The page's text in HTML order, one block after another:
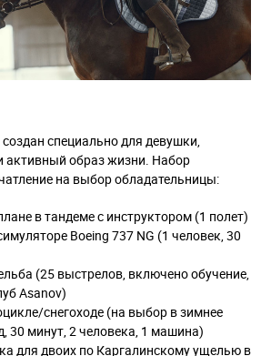
специально для девушки,
образ жизни. Набор
на выбор обладательницы:
в тандеме с инструктором (1 полет)
Boeing 737 NG (1 человек, 30
(25 выстрелов, включено обучение,
Asanov)
снегоходе (на выбор в зимнее
30 минут, 2 человека, 1 машина)
для двоих по Каргалинскому ущелью в